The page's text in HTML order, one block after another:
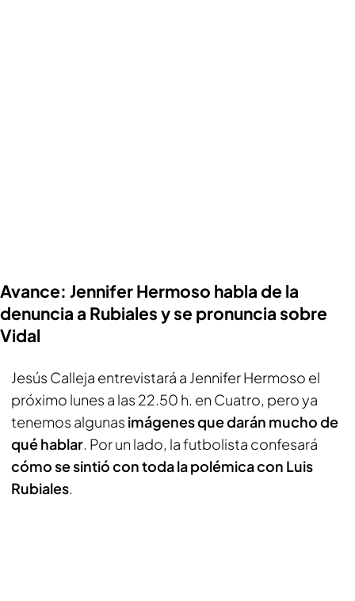
Avance: Jennifer Hermoso habla de la
denuncia a Rubiales y se pronuncia sobre
Vidal
Jesús Calleja entrevistará a Jennifer Hermoso el
próximo lunes a las 22.50 h. en Cuatro, pero ya
tenemos algunas imágenes que darán mucho de
qué hablar. Por un lado, la futbolista confesará
cómo se sintió con toda la polémica con Luis
Rubiales.